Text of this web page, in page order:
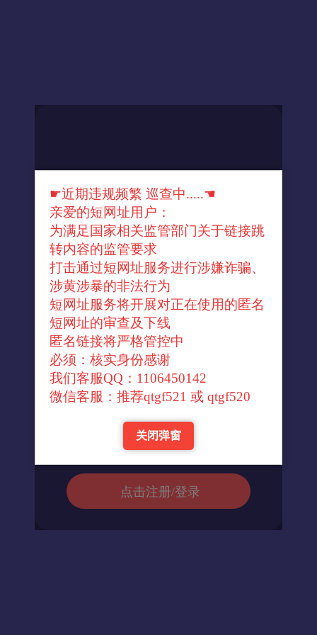
☛近期违规频繁 巡查中.....☚
亲爱的短网址用户：
为满足国家相关监管部门关于链接跳
转内容的监管要求
打击通过短网址服务进行涉嫌诈骗、
涉黄涉暴的非法行为
短网址服务将开展对正在使用的匿名
短网址的审查及下线
匿名链接将严格管控中
必须：核实身份感谢
我们客服QQ：1106450142
微信客服：推荐qtgf521 或 qtgf520
关闭弹窗
↓官方转换域名↓
进入url
返回首页
点击注册/登录